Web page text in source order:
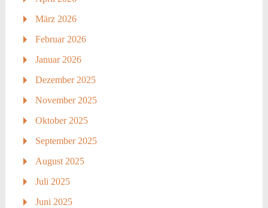
März 2026
Februar 2026
Januar 2026
Dezember 2025
November 2025
Oktober 2025
September 2025
August 2025
Juli 2025
Juni 2025